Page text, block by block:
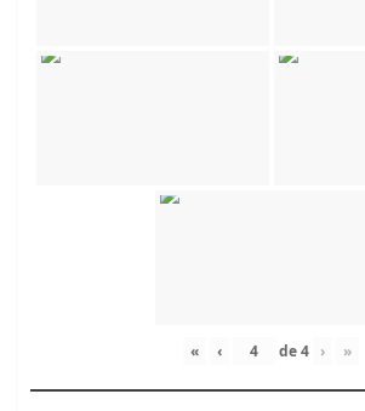
« ‹ de4 › »